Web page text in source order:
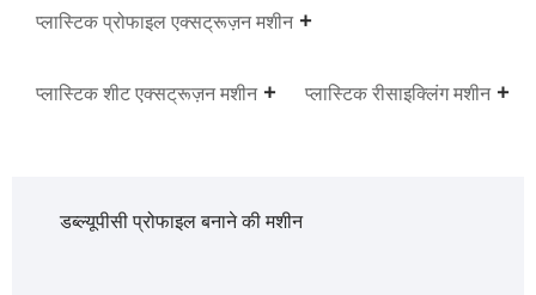
प्लास्टिक प्रोफाइल एक्सट्रूज़न मशीन
प्लास्टिक शीट एक्सट्रूज़न मशीन प्लास्टिक रीसाइक्लिंग मशीन
डब्ल्यूपीसी प्रोफाइल बनाने की मशीन